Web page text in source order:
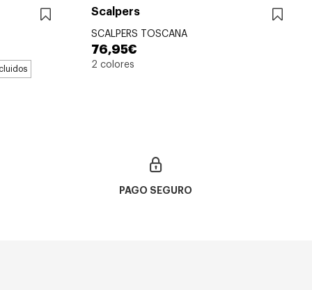
Scalpers
SCALPERS TOSCANA
76,95€
2 colores
PAGO SEGURO